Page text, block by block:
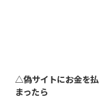
△偽サイトにお金を払
まったら